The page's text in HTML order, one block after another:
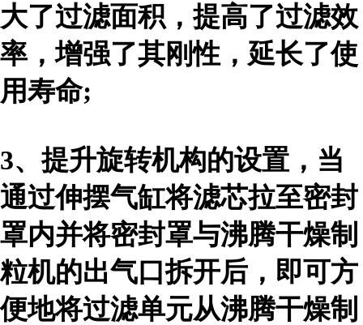
大了过滤面积，提高了过滤效
率，增强了其刚性，延长了使
用寿命;
3、提升旋转机构的设置，当
通过伸摆气缸将滤芯拉至密封
罩内并将密封罩与沸腾干燥制
粒机的出气口拆开后，即可方
便地将过滤单元从沸腾干燥制